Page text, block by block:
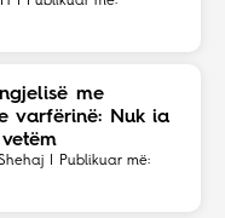
me
varfërinë: Nuk ia
| Publikuar më: